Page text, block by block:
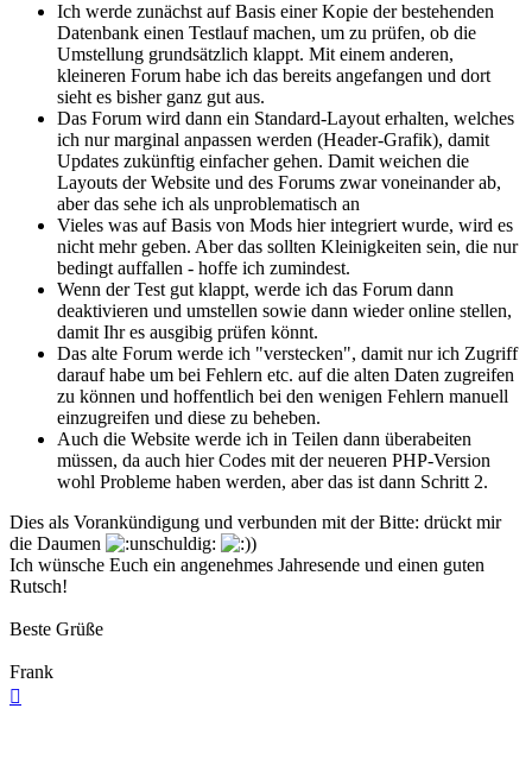
Ich werde zunächst auf Basis einer Kopie der bestehenden
Datenbank einen Testlauf machen, um zu prüfen, ob die
Umstellung grundsätzlich klappt. Mit einem anderen,
kleineren Forum habe ich das bereits angefangen und dort
sieht es bisher ganz gut aus.
Das Forum wird dann ein Standard-Layout erhalten, welches
ich nur marginal anpassen werden (Header-Grafik), damit
Updates zukünftig einfacher gehen. Damit weichen die
Layouts der Website und des Forums zwar voneinander ab,
aber das sehe ich als unproblematisch an
Vieles was auf Basis von Mods hier integriert wurde, wird es
nicht mehr geben. Aber das sollten Kleinigkeiten sein, die nur
bedingt auffallen - hoffe ich zumindest.
Wenn der Test gut klappt, werde ich das Forum dann
deaktivieren und umstellen sowie dann wieder online stellen,
damit Ihr es ausgibig prüfen könnt.
Das alte Forum werde ich "verstecken", damit nur ich Zugriff
darauf habe um bei Fehlern etc. auf die alten Daten zugreifen
zu können und hoffentlich bei den wenigen Fehlern manuell
einzugreifen und diese zu beheben.
Auch die Website werde ich in Teilen dann überabeiten
müssen, da auch hier Codes mit der neueren PHP-Version
wohl Probleme haben werden, aber das ist dann Schritt 2.
Dies als Vorankündigung und verbunden mit der Bitte: drückt mir
die Daumen
Ich wünsche Euch ein angenehmes Jahresende und einen guten
Rutsch!
Beste Grüße
Frank